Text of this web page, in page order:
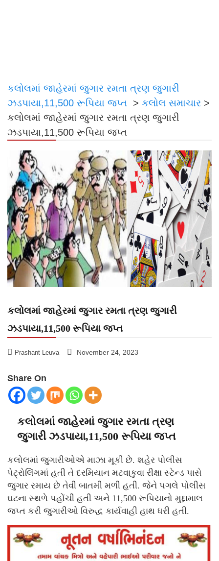
કલોલમાં જાહેરમાં જુગાર રમતા ત્રણ જુગારી
ઝડપાયા,11,500 રૂપિયા જપ્ત > કલોલ સમાચાર >
કલોલમાં જાહેરમાં જુગાર રમતા ત્રણ જુગારી
ઝડપાયા,11,500 રૂપિયા જપ્ત
કલોલમાં જાહેરમાં જુગાર રમતા ત્રણ જુગારી
ઝડપાયા,11,500 રૂપિયા જપ્ત
Prashant Leuva November 24, 2023
Share On
કલોલમાં જાહેરમાં જુગાર રમતા ત્રણ
જુગારી ઝડપાયા,11,500 રૂપિયા જપ્ત
કલોલમાં જુગારીઓએ માઝા મૂકી છે. શહેર પોલીસ
પેટ્રોલિંગમાં હતી તે દરમિયાન મટવાકુવા રીક્ષા સ્ટેન્ડ પાસે
જુગાર રમાય છે તેવી બાતમી મળી હતી. જેને પગલે પોલીસ
ઘટના સ્થળે પહોંચી હતી અને 11,500 રૂપિયાનો મુદ્દામાલ
જપ્ત કરી જુગારીઓ વિરુદ્ધ કાર્યવાહી હાથ ધરી હતી.